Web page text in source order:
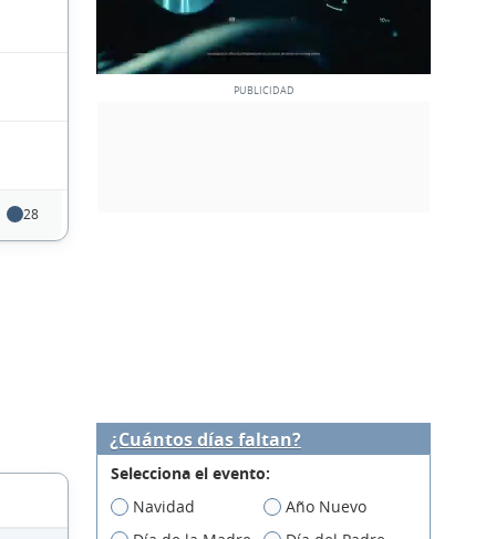
28
¿Cuántos días faltan?
Selecciona el evento:
Navidad
Año Nuevo